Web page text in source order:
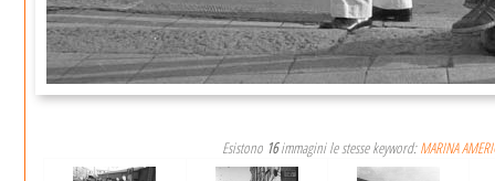
Esistono 16immagini le stesse keyword:MARINA